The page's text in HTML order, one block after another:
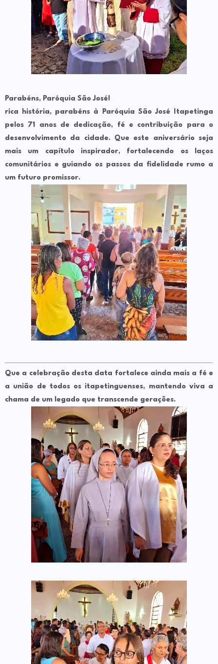
Parabéns, Paróquia São José!
rica história, parabéns à Paróquia São José Itapetinga
pelos 71 anos de dedicação, fé e contribuição para o
desenvolvimento da cidade. Que este aniversário seja
mais um capítulo inspirador, fortalecendo os laços
comunitários e guiando os passos da fidelidade rumo a
um futuro promissor.
Que a celebração desta data fortalece ainda mais a fé e
a união de todos os itapetinguenses, mantendo viva a
chama de um legado que transcende gerações.